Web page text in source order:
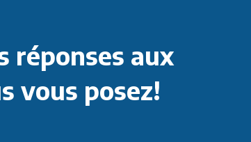
réponses aux
vous posez!